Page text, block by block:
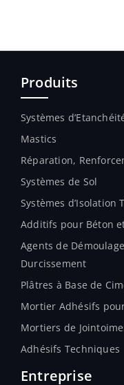
Produits
Systèmes
Mastics
Réparation,
Systèmes de Sol
Systèmes d’Isolation
Additifs pour Béton
Agents de
Durcissement
Plâtres à Base de
Mortier Adhésifs
Mortiers de
Adhésifs Techniques
Entreprise